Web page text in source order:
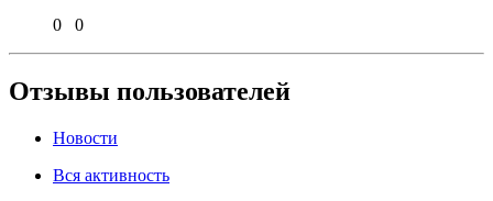
0
0
Отзывы пользователей
Новости
Вся активность